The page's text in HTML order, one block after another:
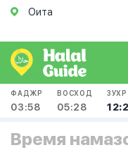
Оита
ФАДЖР
03:58
ВОСХОД
05:28
ЗУХР
Время